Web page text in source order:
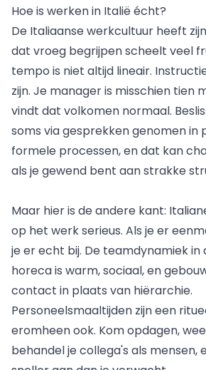
Hoe is werken in Italië écht?
De Italiaanse werkcultuur heeft
dat vroeg begrijpen scheelt veel
tempo is niet altijd lineair.
zijn. Je manager is misschien tien
vindt dat volkomen normaal.
soms via gesprekken genomen in
formele processen, en dat kan
als je gewend bent aan strakke
Maar hier is de andere kant:
op het werk serieus. Als je er
je er echt bij. De teamdynamiek in
horeca is warm, sociaal, en
contact in plaats van hiërarchie.
Personeelsmaaltijden zijn een
eromheen ook. Kom opdagen,
behandel je collega's als mensen,